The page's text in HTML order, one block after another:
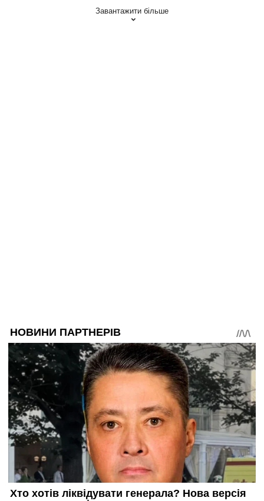
Завантажити більше